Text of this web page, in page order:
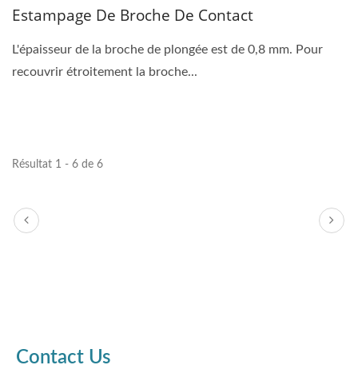
Estampage De Broche De Contact
L'épaisseur de la broche de plongée est de 0,8 mm. Pour
recouvrir étroitement la broche...
Résultat 1 - 6 de 6